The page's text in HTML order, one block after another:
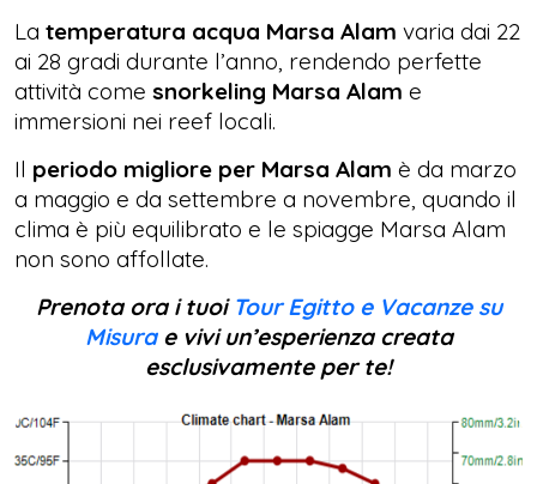
La temperatura acqua Marsa Alam varia dai 22
ai 28 gradi durante l’anno, rendendo perfette
attività come snorkeling Marsa Alam e
immersioni nei reef locali.
Il periodo migliore per Marsa Alam è da marzo
a maggio e da settembre a novembre, quando il
clima è più equilibrato e le spiagge Marsa Alam
non sono affollate.
Prenota ora i tuoi Tour Egitto e Vacanze su
Misurae vivi un’esperienza creata
esclusivamente per te!